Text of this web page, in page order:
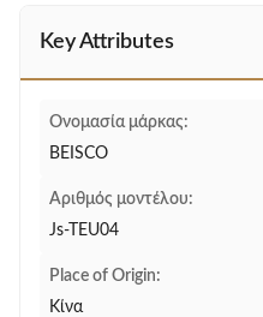
Key Attributes
Ονομασία μάρκας:
BEISCO
Αριθμός μοντέλου:
Js-TEU04
Place of Origin:
Κίνα